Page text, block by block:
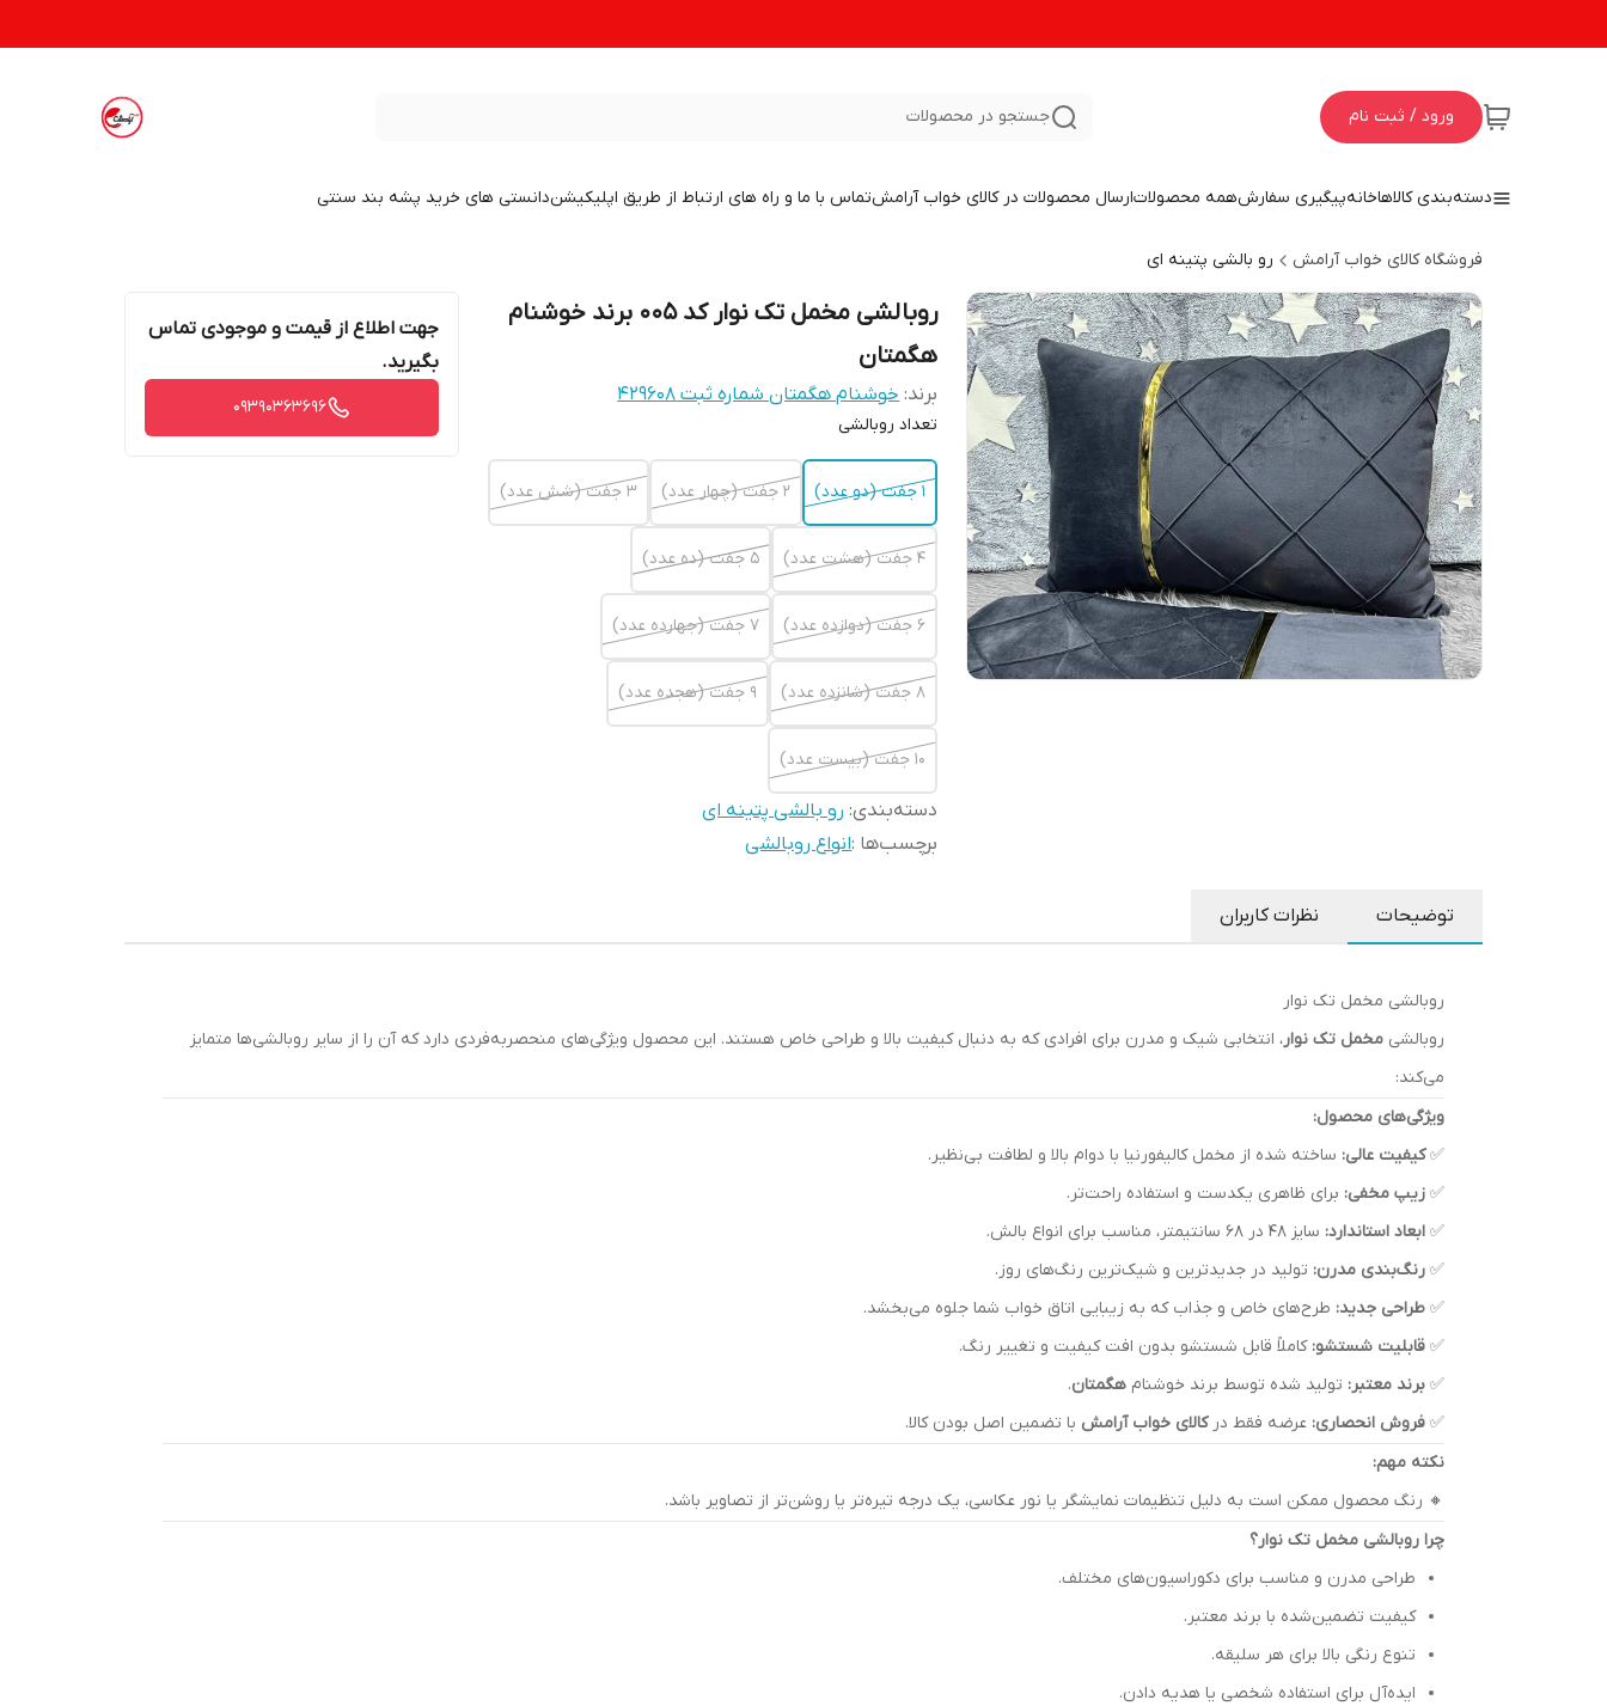
ورود / ثبت نام جستجو در محصولات
دسته‌بندی کالاهاخانهپیگیری سفارشهمه محصولاتارسال محصولات در کالای خواب آرامشتماس با ما و راه های ارتباط از طریق اپلیکیشندانستی های خرید پشه بند سنتی
فروشگاه کالای خواب آرامش رو بالشی پتینه ای
روبالشی مخمل تک نوار کد 005 برند خوشنام
هگمتان
برند: خوشنام هگمتان شماره ثبت ۴۲۹۶۰۸
تعداد روبالشی
1 جفت (دو عدد) 2 جفت (چهار عدد) 3 جفت (شش عدد)
4 جفت (هشت عدد) 5 جفت (ده عدد)
6 جفت (دوازده عدد) 7 جفت (جهارده عدد)
8 جفت (شانزده عدد) 9 جفت (هجده عدد)
10 جفت (بیست عدد)
دسته‌بندی: رو بالشی پتینه ای
برچسب‌ها :انواع روبالشی
جهت اطلاع از قیمت و موجودی تماس
بگیرید.
09390363696
توضیحات نظرات کاربران
روبالشی مخمل تک نوار
روبالشی مخمل تک نوار، انتخابی شیک و مدرن برای افرادی که به دنبال کیفیت بالا و طراحی خاص هستند. این محصول ویژگی‌های منحصربه‌فردی دارد که آن را از سایر روبالشی‌ها متمایز
می‌کند:
ویژگی‌های محصول:
✅کیفیت عالی: ساخته شده از مخمل کالیفورنیا با دوام بالا و لطافت بی‌نظیر.
✅ زیپ مخفی: برای ظاهری یکدست و استفاده راحت‌تر.
✅ ابعاد استاندارد: سایز ۴۸ در ۶۸ سانتیمتر، مناسب برای انواع بالش.
✅ رنگ‌بندی مدرن: تولید در جدیدترین و شیک‌ترین رنگ‌های روز.
✅ طراحی جدید: طرح‌های خاص و جذاب که به زیبایی اتاق خواب شما جلوه می‌بخشد.
✅ قابلیت شستشو: کاملاً قابل شستشو بدون افت کیفیت و تغییر رنگ.
✅ برند معتبر: تولید شده توسط برند خوشنام هگمتان.
✅ فروش انحصاری: عرضه فقط درکالای خواب آرامش با تضمین اصل بودن کالا.
نکته مهم:
🔸 رنگ محصول ممکن است به دلیل تنظیمات نمایشگر یا نور عکاسی، یک درجه تیره‌تر یا روشن‌تر از تصاویر باشد.
چرا روبالشی مخمل تک نوار؟
طراحی مدرن و مناسب برای دکوراسیون‌های مختلف.
کیفیت تضمین‌شده با برند معتبر.
تنوع رنگی بالا برای هر سلیقه.
ایده‌آل برای استفاده شخصی یا هدیه دادن.